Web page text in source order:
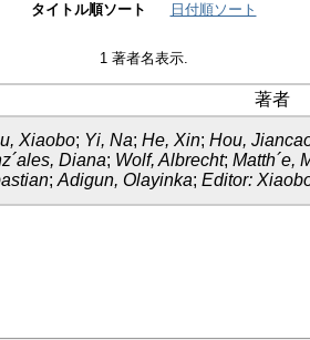
タイトル順ソート 日付順ソート
1 著者名表示.
著者
Xiaobo; Yi, Na; He, Xin; Hou,
Diana; Wolf, Albrecht; Matth´e,
; Adigun, Olayinka; Editor: